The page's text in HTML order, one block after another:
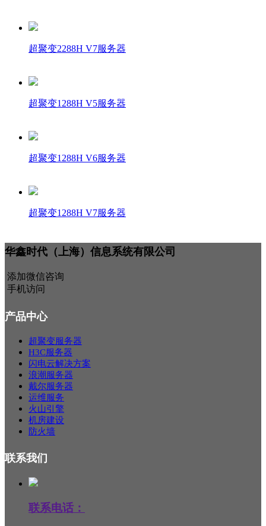
超聚变2288H V7服务器
超聚变1288H V5服务器
超聚变1288H V6服务器
超聚变1288H V7服务器
华鑫时代（上海）信息系统有限公司
添加微信咨询
手机访问
产品中心
超聚变服务器
H3C服务器
闪电云解决方案
浪潮服务器
戴尔服务器
运维服务
火山引擎
机房建设
防火墙
联系我们
联系电话：